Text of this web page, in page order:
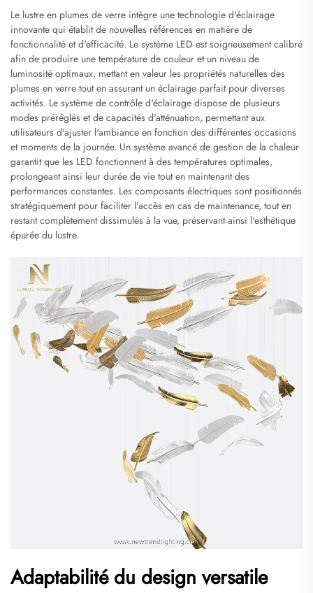
Le lustre en plumes de verre intègre une technologie d'éclairage
innovante qui établit de nouvelles références en matière de
fonctionnalité et d'efficacité. Le système LED est soigneusement calibré
afin de produire une température de couleur et un niveau de
luminosité optimaux, mettant en valeur les propriétés naturelles des
plumes en verre tout en assurant un éclairage parfait pour diverses
activités. Le système de contrôle d'éclairage dispose de plusieurs
modes préréglés et de capacités d'atténuation, permettant aux
utilisateurs d'ajuster l'ambiance en fonction des différentes occasions
et moments de la journée. Un système avancé de gestion de la chaleur
garantit que les LED fonctionnent à des températures optimales,
prolongeant ainsi leur durée de vie tout en maintenant des
performances constantes. Les composants électriques sont positionnés
stratégiquement pour faciliter l'accès en cas de maintenance, tout en
restant complètement dissimulés à la vue, préservant ainsi l'esthétique
épurée du lustre.
Adaptabilité du design versatile